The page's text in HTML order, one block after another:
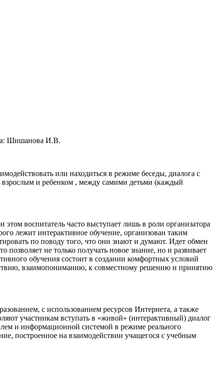
Шишанова И.В.
или находиться в режиме беседы, диалога с
взрослым и ребенком , между самими детьми (каждый
воспитатель часто выступает лишь в роли организатора
лежит интерактивное обучение, организован таким
по поводу того, что они знают и думают. Идет обмен
не только получать новое знание, но и развивает
обучения состоит в создании комфортных условий
взаимопониманию, к совместному решению и принятию
с использованием ресурсов Интернета, а также
участникам вступать в «живой» (интерактивный) диалог
и информационной системой в режиме реального
построенное на взаимодействии учащегося с учебным